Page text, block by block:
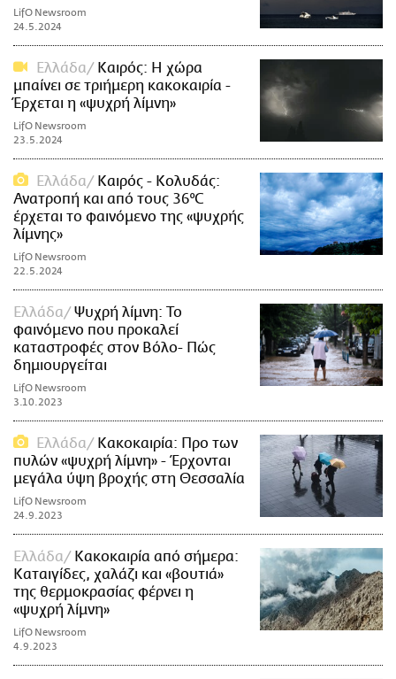
LifO Newsroom
24.5.2024
Ελλάδα
Καιρός: Η χώρα
μπαίνει σε τριήμερη κακοκαιρία -
Έρχεται η «ψυχρή λίμνη»
LifO Newsroom
23.5.2024
Ελλάδα
Καιρός - Κολυδάς:
Ανατροπή και από τους 36°C
έρχεται το φαινόμενο της «ψυχρής
λίμνης»
LifO Newsroom
22.5.2024
Ελλάδα
Ψυχρή λίμνη: Το
φαινόμενο που προκαλεί
καταστροφές στον Βόλο- Πώς
δημιουργείται
LifO Newsroom
3.10.2023
Ελλάδα
Κακοκαιρία: Προ των
πυλών «ψυχρή λίμνη» - Έρχονται
μεγάλα ύψη βροχής στη Θεσσαλία
LifO Newsroom
24.9.2023
Ελλάδα
Κακοκαιρία από σήμερα:
Καταιγίδες, χαλάζι και «βουτιά»
της θερμοκρασίας φέρνει η
«ψυχρή λίμνη»
LifO Newsroom
4.9.2023